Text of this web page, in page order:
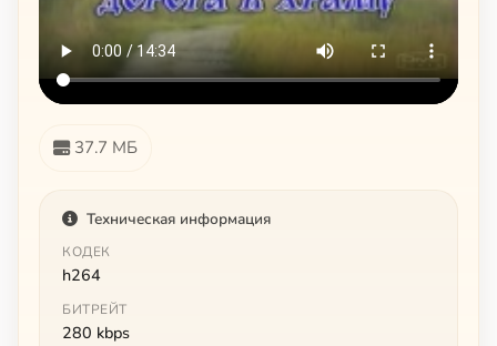
37.7 МБ
Техническая информация
КОДЕК
h264
БИТРЕЙТ
280 kbps